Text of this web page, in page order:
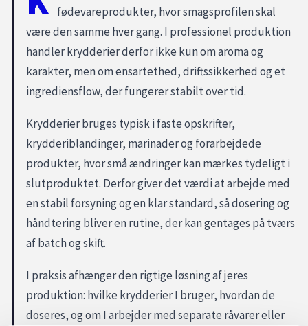
fødevareprodukter, hvor smagsprofilen skal
være den samme hver gang. I professionel produktion
handler krydderier derfor ikke kun om aroma og
karakter, men om ensartethed, driftssikkerhed og et
ingrediensflow, der fungerer stabilt over tid.
Krydderier bruges typisk i faste opskrifter,
krydderiblandinger, marinader og forarbejdede
produkter, hvor små ændringer kan mærkes tydeligt i
slutproduktet. Derfor giver det værdi at arbejde med
en stabil forsyning og en klar standard, så dosering og
håndtering bliver en rutine, der kan gentages på tværs
af batch og skift.
I praksis afhænger den rigtige løsning af jeres
produktion: hvilke krydderier I bruger, hvordan de
doseres, og om I arbejder med separate råvarer eller